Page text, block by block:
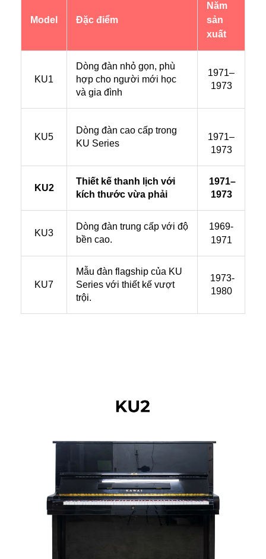
Model Đặc điểm
Năm
sản
xuất
KU1
Dòng đàn nhỏ gọn, phù
hợp cho người mới học
và gia đình
1971–
1973
KU5
Dòng đàn cao cấp trong
KU Series
1971–
1973
KU2
Thiết kế thanh lịch với
kích thước vừa phải
1971–
1973
KU3
Dòng đàn trung cấp với độ
bền cao.
1969-
1971
KU7
Mẫu đàn flagship của KU
Series với thiết kế vượt
trội.
1973-
1980